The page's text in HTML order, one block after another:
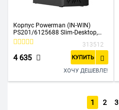
Корпус Powerman (IN-WIN)
PS201/6125688 Slim-Desktop,
300 Вт, mITX, черный
313512
4 635 КУПИТЬ
ХОЧУ ДЕШЕВЛЕ!
1 2 3